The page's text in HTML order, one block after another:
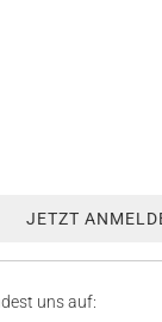
uns auf: